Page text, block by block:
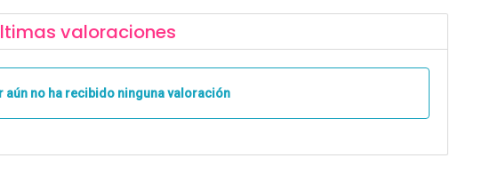
valoraciones
aún no ha recibido ninguna valoración